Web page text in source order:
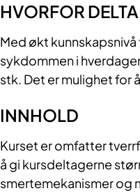
HVORFOR DELTA
Med økt
sykdommen i
stk. Det er mulighet for
INNHOLD
Kurset er omfatter
å gi kursdeltagerne
smertemekanismer og